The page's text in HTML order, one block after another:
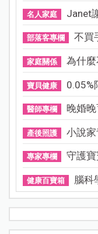
名人家庭 Janet
部落客專欄 不買
家庭關係 為什
寶貝健康 0.05%
醫師專欄 晚婚
產後照護 小說
專家專欄 守護
健康百寶箱 腦科